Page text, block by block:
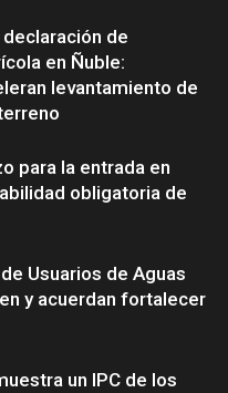
de
en Ñuble:
levantamiento de
para la entrada en
obligatoria de
Usuarios de Aguas
y acuerdan fortalecer
un IPC de los